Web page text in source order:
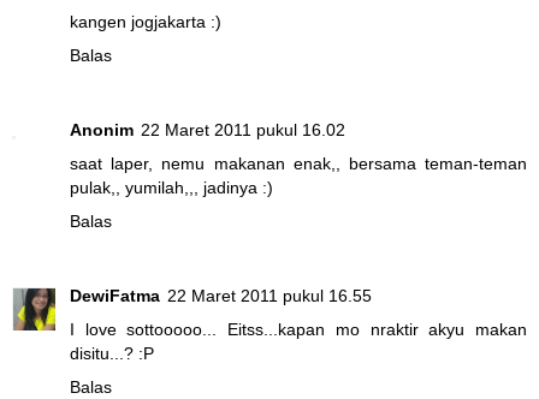
kangen jogjakarta :)
Balas
Anonim 22 Maret 2011 pukul 16.02
saat laper, nemu makanan enak,, bersama teman-teman
pulak,, yumilah,,, jadinya :)
Balas
DewiFatma 22 Maret 2011 pukul 16.55
I love sottooooo... Eitss...kapan mo nraktir akyu makan
disitu...? :P
Balas